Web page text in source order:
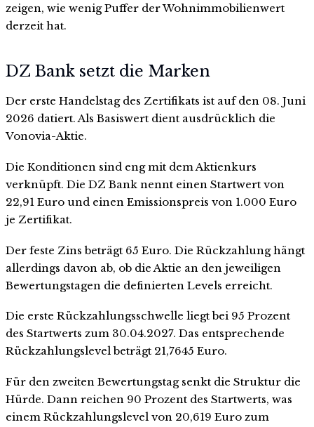
zeigen, wie wenig Puffer der Wohnimmobilienwert
derzeit hat.
DZ Bank setzt die Marken
Der erste Handelstag des Zertifikats ist auf den 08. Juni
2026 datiert. Als Basiswert dient ausdrücklich die
Vonovia-Aktie.
Die Konditionen sind eng mit dem Aktienkurs
verknüpft. Die DZ Bank nennt einen Startwert von
22,91 Euro und einen Emissionspreis von 1.000 Euro
je Zertifikat.
Der feste Zins beträgt 65 Euro. Die Rückzahlung hängt
allerdings davon ab, ob die Aktie an den jeweiligen
Bewertungstagen die definierten Levels erreicht.
Die erste Rückzahlungsschwelle liegt bei 95 Prozent
des Startwerts zum 30.04.2027. Das entsprechende
Rückzahlungslevel beträgt 21,7645 Euro.
Für den zweiten Bewertungstag senkt die Struktur die
Hürde. Dann reichen 90 Prozent des Startwerts, was
einem Rückzahlungslevel von 20,619 Euro zum